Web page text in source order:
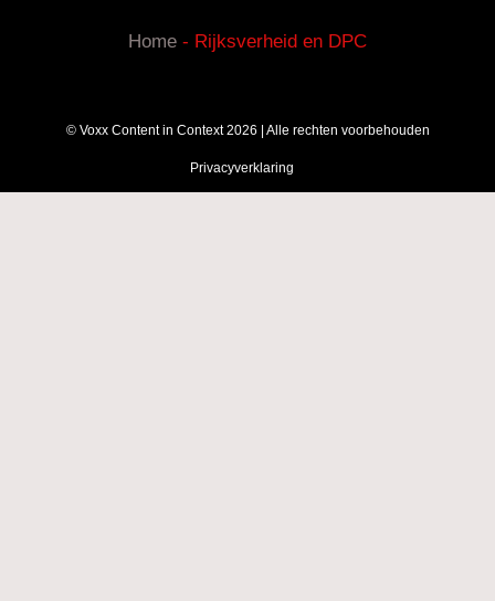
Home - Rijksverheid en DPC
© Voxx Content in Context 2026 | Alle rechten voorbehouden
Privacyverklaring